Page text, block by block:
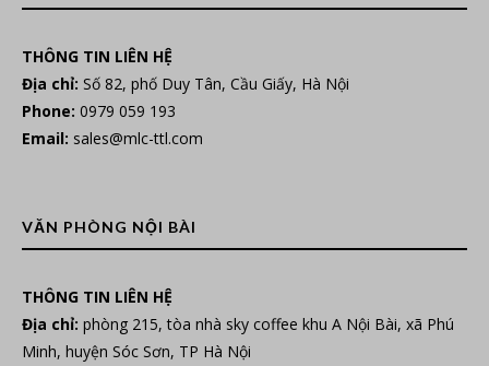
THÔNG TIN LIÊN HỆ
Địa chỉ: Số 82, phố Duy Tân, Cầu Giấy, Hà Nội
Phone: 0979 059 193
Email: sales@mlc-ttl.com
VĂN PHÒNG NỘI BÀI
THÔNG TIN LIÊN HỆ
Địa chỉ: phòng 215, tòa nhà sky coffee khu A Nội Bài, xã Phú
Minh, huyện Sóc Sơn, TP Hà Nội